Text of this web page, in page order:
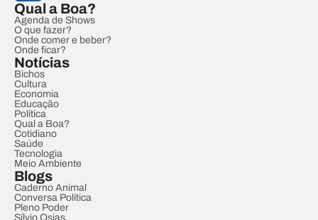
Qual a Boa?
Agenda de Shows
O que fazer?
Onde comer e beber?
Onde ficar?
Notícias
Bichos
Cultura
Economia
Educação
Política
Qual a Boa?
Cotidiano
Saúde
Tecnologia
Meio Ambiente
Blogs
Caderno Animal
Conversa Política
Pleno Poder
Sílvio Osias